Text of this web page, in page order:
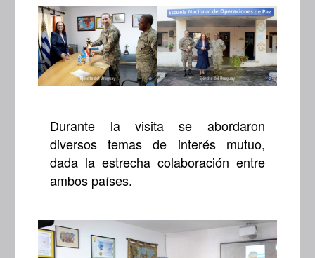
Durante la visita se abordaron
diversos temas de interés mutuo,
dada la estrecha colaboración entre
ambos países.